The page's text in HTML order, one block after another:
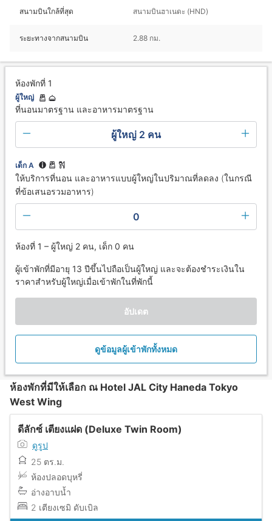
สนามบินใกล้ที่สุด สนามบินฮาเนดะ (HND)
ระยะทางจากสนามบิน 2.88 กม.
ห้องพักที่ 1
ผู้ใหญ่
ที่นอนมาตรฐาน และอาหารมาตรฐาน
ผู้ใหญ่ 2 คน
เด็ก A
ให้บริการที่นอน และอาหารแบบผู้ใหญ่ในปริมาณที่ลดลง (ในกรณี
ที่ข้อเสนอรวมอาหาร)
0
ห้องที่ 1 – ผู้ใหญ่ 2 คน, เด็ก 0 คน
ผู้เข้าพักที่มีอายุ 13 ปีขึ้นไปถือเป็นผู้ใหญ่ และจะต้องชำระเงินใน
ราคาสำหรับผู้ใหญ่เมื่อเข้าพักในที่พักนี้
อัปเดต
ดูข้อมูลผู้เข้าพักทั้งหมด
ห้องพักที่มีให้เลือก ณ Hotel JAL City Haneda Tokyo
West Wing
ดีลักซ์ เตียงแฝด (Deluxe Twin Room)
ดูรูป
25 ตร.ม.
ห้องปลอดบุหรี่
อ่างอาบน้ำ
2 เตียงเซมิ ดับเบิล